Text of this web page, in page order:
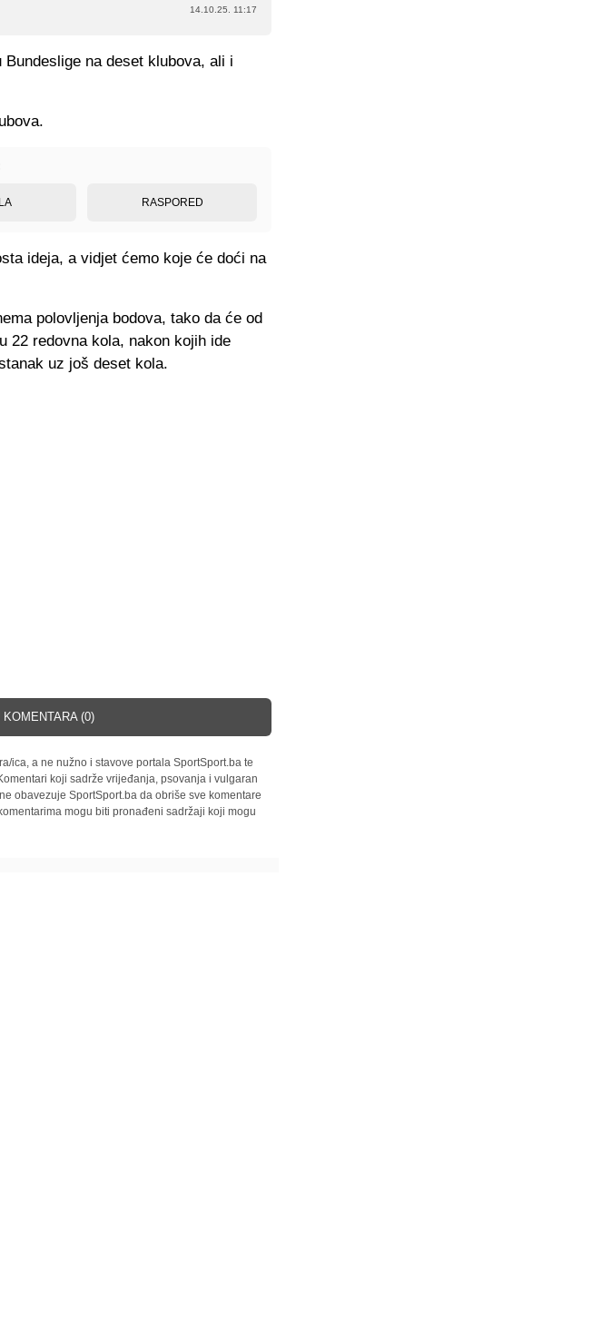
14.10.25. 11:17
na deset klubova, ali i
RASPORED
ideja, a vidjet ćemo koje će doći na
polovljenja bodova, tako da će od
22 redovna kola, nakon kojih ide
uz još deset kola.
(0)
ica, a ne nužno i stavove portala SportSport.ba te
koji sadrže vrijeđanja, psovanja i vulgaran
obavezuje SportSport.ba da obriše sve komentare
mogu biti pronađeni sadržaji koji mogu